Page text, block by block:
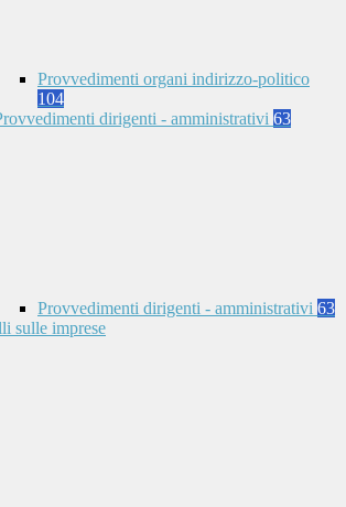
Provvedimenti organi indirizzo-politico
104
dirigenti - amministrativi 63
Provvedimenti dirigenti - amministrativi 63
sulle imprese